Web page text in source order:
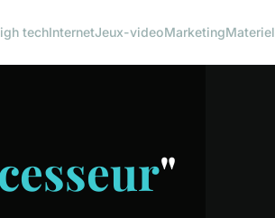
techInternetJeux-videoMarketingMateriel
"